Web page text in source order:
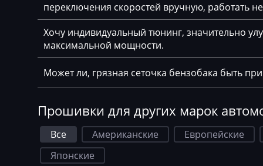
Chery
Chevrolet
Chrysler
Citroen
CMI
Comacchio
Cupra
Siemens MSV90
переключения скоростей вручную, работать
Хочу индивидуальный тюнинг, значительно
максимальной мощности.
Может ли, грязная сеточка бензобака быть
Прошивки для других марок
Все Американские Европейские
Японские